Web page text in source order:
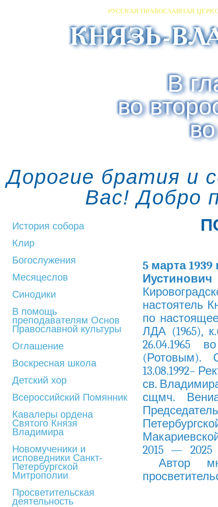
РУССКАЯ ПРАВОСЛАВНАЯ
КНЯЗЬ-
В
во
Дорогие братия и
Вас! Добро
История собора
Клир
Богослужения
Месяцеслов
Синодики
В помощь
преподавателям Основ
Православной культуры
Оглашение
Воскресная школа
Детский хор
Всероссийский Помянник
Кавалеры ордена
Святого Князя
Владимира
Новомученики и
исповедники Санкт-
Петербургской
Митрополии
Просветительская
деятельность
5 марта 1939
настоятель
по
ЛДА (1965),
26.04.1965
(Ротовым). С
13.08.1992–
св.
сщмч.
2015 — 2025
Автор